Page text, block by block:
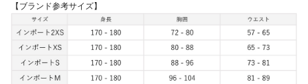
【ブランド参考サイズ】